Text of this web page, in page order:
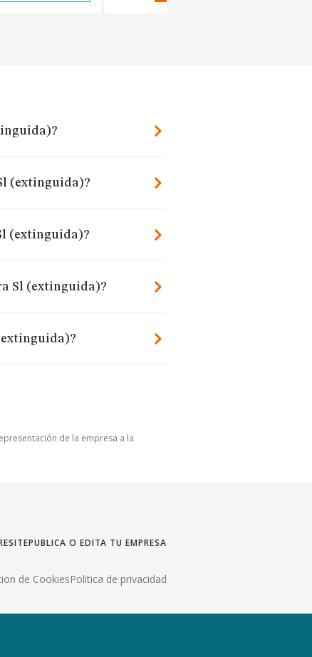
(extinguida)?
(extinguida)?
Sl (extinguida)?
de la empresa a la
PUBLICA O EDITA TU EMPRESA
de CookiesPolitica de privacidad